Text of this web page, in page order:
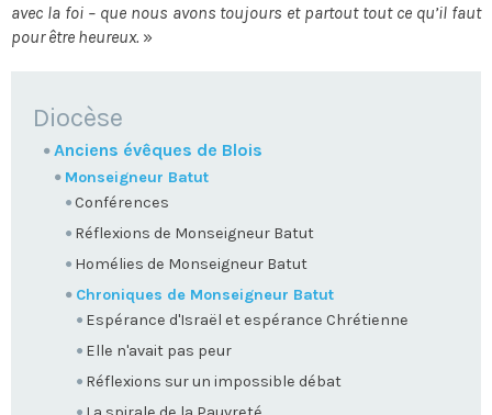
avec la foi – que nous avons toujours et partout tout ce qu’il faut
pour être heureux. »
NAVIGATION
Diocèse
Anciens évêques de Blois
Monseigneur Batut
Conférences
Réflexions de Monseigneur Batut
Homélies de Monseigneur Batut
Chroniques de Monseigneur Batut
Espérance d'Israël et espérance Chrétienne
Elle n'avait pas peur
Réflexions sur un impossible débat